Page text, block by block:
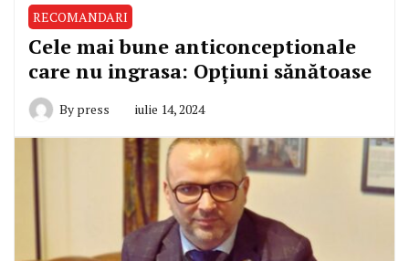
RECOMANDARI
Cele mai bune anticonceptionale
care nu ingrasa: Opțiuni sănătoase
By press iulie 14, 2024